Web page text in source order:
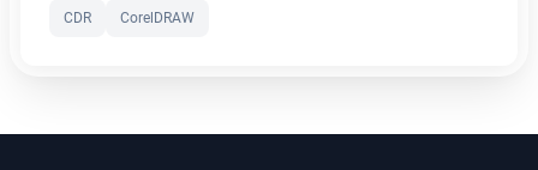
CDR CorelDRAW